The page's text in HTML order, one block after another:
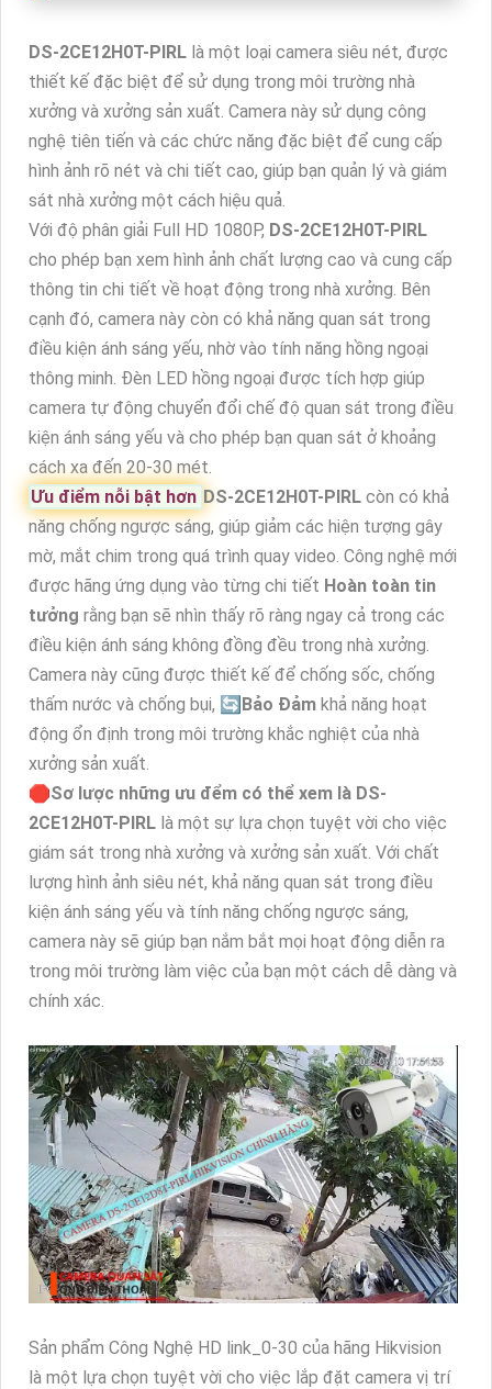
DS-2CE12H0T-PIRL là một loại camera siêu nét, được
thiết kế đặc biệt để sử dụng trong môi trường nhà
xưởng và xưởng sản xuất. Camera này sử dụng công
nghệ tiên tiến và các chức năng đặc biệt để cung cấp
hình ảnh rõ nét và chi tiết cao, giúp bạn quản lý và giám
sát nhà xưởng một cách hiệu quả.
Với độ phân giải Full HD 1080P, DS-2CE12H0T-PIRL
cho phép bạn xem hình ảnh chất lượng cao và cung cấp
thông tin chi tiết về hoạt động trong nhà xưởng. Bên
cạnh đó, camera này còn có khả năng quan sát trong
điều kiện ánh sáng yếu, nhờ vào tính năng hồng ngoại
thông minh. Đèn LED hồng ngoại được tích hợp giúp
camera tự động chuyển đổi chế độ quan sát trong điều
kiện ánh sáng yếu và cho phép bạn quan sát ở khoảng
cách xa đến 20-30 mét.
Ưu điểm nỗi bật hơn DS-2CE12H0T-PIRL còn có khả
năng chống ngược sáng, giúp giảm các hiện tượng gây
mờ, mắt chim trong quá trình quay video. Công nghệ mới
được hãng ứng dụng vào từng chi tiết Hoàn toàn tin
tưởng rằng bạn sẽ nhìn thấy rõ ràng ngay cả trong các
điều kiện ánh sáng không đồng đều trong nhà xưởng.
Camera này cũng được thiết kế để chống sốc, chống
thấm nước và chống bụi, 🔄 Bảo Đảm khả năng hoạt
động ổn định trong môi trường khắc nghiệt của nhà
xưởng sản xuất.
🛑Sơ lược những ưu đểm có thể xem là DS-
2CE12H0T-PIRL là một sự lựa chọn tuyệt vời cho việc
giám sát trong nhà xưởng và xưởng sản xuất. Với chất
lượng hình ảnh siêu nét, khả năng quan sát trong điều
kiện ánh sáng yếu và tính năng chống ngược sáng,
camera này sẽ giúp bạn nắm bắt mọi hoạt động diễn ra
trong môi trường làm việc của bạn một cách dễ dàng và
chính xác.
Sản phẩm Công Nghệ HD link_0-30 của hãng Hikvision
là một lựa chọn tuyệt vời cho việc lắp đặt camera vị trí